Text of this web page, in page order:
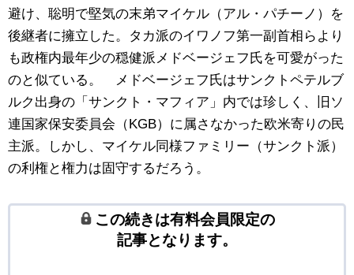
避け、聡明で堅気の末弟マイケル（アル・パチーノ）を
後継者に擁立した。タカ派のイワノフ第一副首相らより
も政権内最年少の穏健派メドベージェフ氏を可愛がった
のと似ている。 メドベージェフ氏はサンクトペテルブ
ルク出身の「サンクト・マフィア」内では珍しく、旧ソ
連国家保安委員会（KGB）に属さなかった欧米寄りの民
主派。しかし、マイケル同様ファミリー（サンクト派）
の利権と権力は固守するだろう。
この続きは有料会員限定の
記事となります。